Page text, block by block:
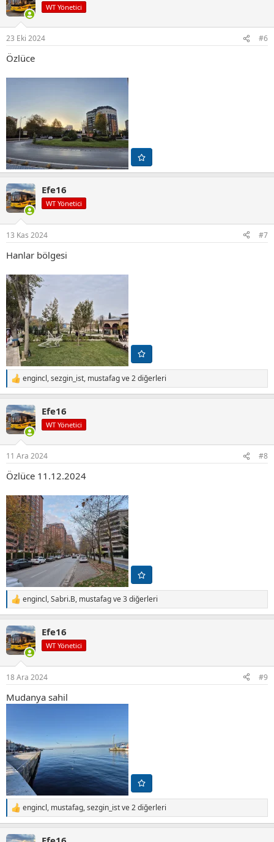
i
l
:
WT Yönetici
23 Eki 2024 #6
Özlüce
Efe16
WT Yönetici
13 Kas 2024 #7
Hanlar bölgesi
T
e
k
i
l
engincl,sezgin_ist, mustafagve 2 diğerleri
Efe16
WT Yönetici
11 Ara 2024 #8
Özlüce 11.12.2024
T
e
k
i
l
:
engincl,Sabri.B, mustafagve 3 diğerleri
Efe16
WT Yönetici
18 Ara 2024 #9
Mudanya sahil
T
e
engincl, mustafag,sezgin_istve 2 diğerleri